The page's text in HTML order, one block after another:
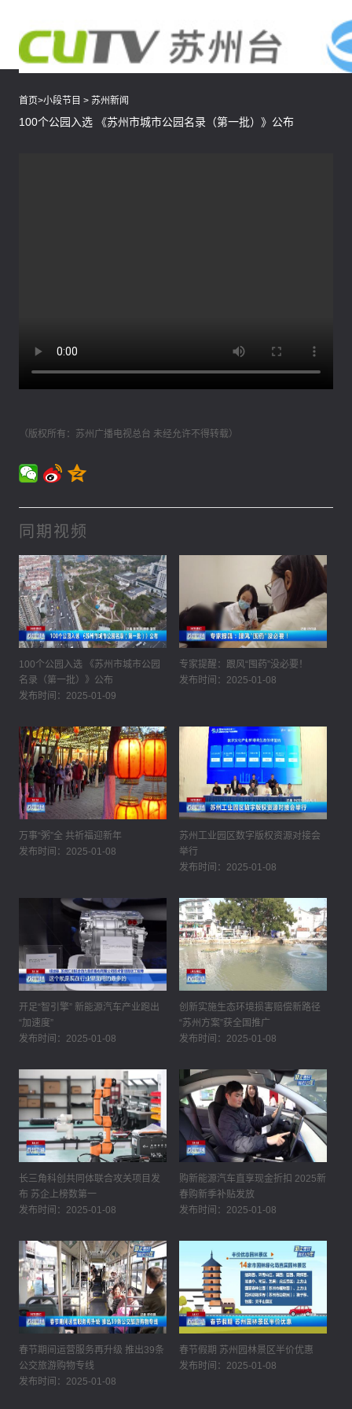
首页>小段节目 > 苏州新闻
100个公园入选 《苏州市城市公园名录（第一批）》公布
（版权所有：苏州广播电视总台 未经允许不得转载）
同期视频
100个公园入选 《苏州市城市公园
名录（第一批）》公布
发布时间：2025-01-09
专家提醒：跟风“囤药”没必要！
发布时间：2025-01-08
万事“粥”全 共祈福迎新年
发布时间：2025-01-08
苏州工业园区数字版权资源对接会
举行
发布时间：2025-01-08
开足“智引擎” 新能源汽车产业跑出
“加速度”
发布时间：2025-01-08
创新实施生态环境损害赔偿新路径
“苏州方案”获全国推广
发布时间：2025-01-08
长三角科创共同体联合攻关项目发
布 苏企上榜数第一
发布时间：2025-01-08
购新能源汽车直享现金折扣 2025新
春购新季补贴发放
发布时间：2025-01-08
春节期间运营服务再升级 推出39条
公交旅游购物专线
发布时间：2025-01-08
春节假期 苏州园林景区半价优惠
发布时间：2025-01-08